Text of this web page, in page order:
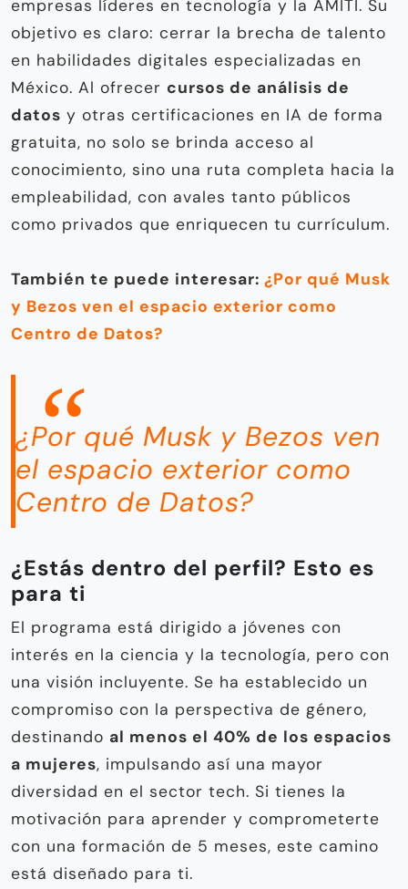
empresas líderes en tecnología y la AMITI. Su
objetivo es claro: cerrar la brecha de talento
en habilidades digitales especializadas en
México. Al ofrecer cursos de análisis de
datos y otras certificaciones en IA de forma
gratuita, no solo se brinda acceso al
conocimiento, sino una ruta completa hacia la
empleabilidad, con avales tanto públicos
como privados que enriquecen tu currículum.
También te puede interesar: ¿Por qué Musk
y Bezos ven el espacio exterior como
Centro de Datos?
¿Por qué Musk y Bezos ven
el espacio exterior como
Centro de Datos?
¿Estás dentro del perfil? Esto es
para ti
El programa está dirigido a jóvenes con
interés en la ciencia y la tecnología, pero con
una visión incluyente. Se ha establecido un
compromiso con la perspectiva de género,
destinando al menos el 40% de los espacios
a mujeres, impulsando así una mayor
diversidad en el sector tech. Si tienes la
motivación para aprender y comprometerte
con una formación de 5 meses, este camino
está diseñado para ti.